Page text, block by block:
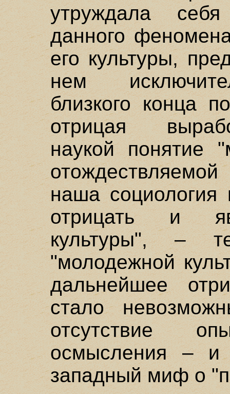
утруждала
данного
его культуры,
нем
близкого конца
отрицая
наукой понятие
наша социология
отрицать и
культуры", –
"молодежной
дальнейшее
стало
отсутствие
осмысления –
западный миф о